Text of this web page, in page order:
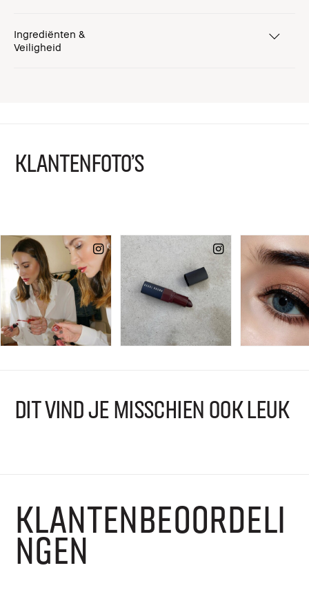
Ingrediënten &
Veiligheid
KLANTENFOTO'S
DIT VIND JE MISSCHIEN OOK LEUK
KLANTENBEOORDELI
NGEN